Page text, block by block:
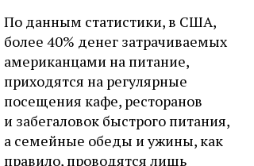
По данным статистики, в США,
более 40% денег затрачиваемых
американцами на питание,
приходятся на регулярные
посещения кафе, ресторанов
и забегаловок быстрого питания,
а семейные обеды и ужины, как
правило, проводятся лишь